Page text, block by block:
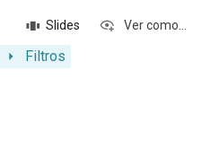
Filtros
Slides Ver como...